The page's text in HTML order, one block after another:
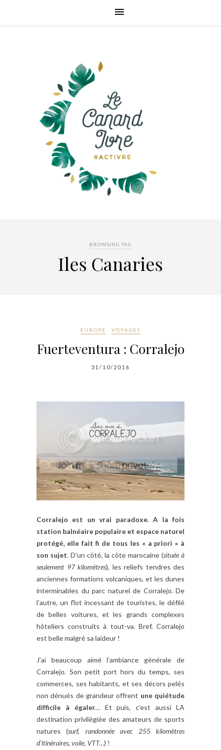
BROWSING TAG
Iles Canaries
EUROPE VOYAGES
Fuerteventura : Corralejo
31/10/2016
Corralejo est un vrai paradoxe.A la fois
station balnéaire populaire et espace naturel
protégé, elle fait fi de tous les « a priori » à
son sujet. D’un côté, la côte marocaine (située à
seulement 97 kilomètres), les reliefs tendres des
anciennes formations volcaniques, et les dunes
interminables du parc naturel de Corralejo. De
l’autre, un flot incessant de touristes, le défilé
de belles voitures, et les grands complexes
hôteliers construits à tout-va. Bref, Corralejo
est belle malgré sa laideur !
J’ai beaucoup aimé l’ambiance générale de
Corralejo. Son petit port hors du temps, ses
commerces, ses habitants, et ses décors pelés
non dénués de grandeur offrent une quiétude
difficile à égaler… Et puis, c’est aussi LA
destination privilégiée des amateurs de sports
natures (surf, randonnée avec 255 kilomètres
d’itinéraires, voile, VTT…) !